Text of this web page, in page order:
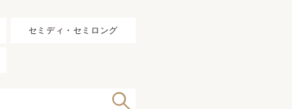
セミディ・セミロング